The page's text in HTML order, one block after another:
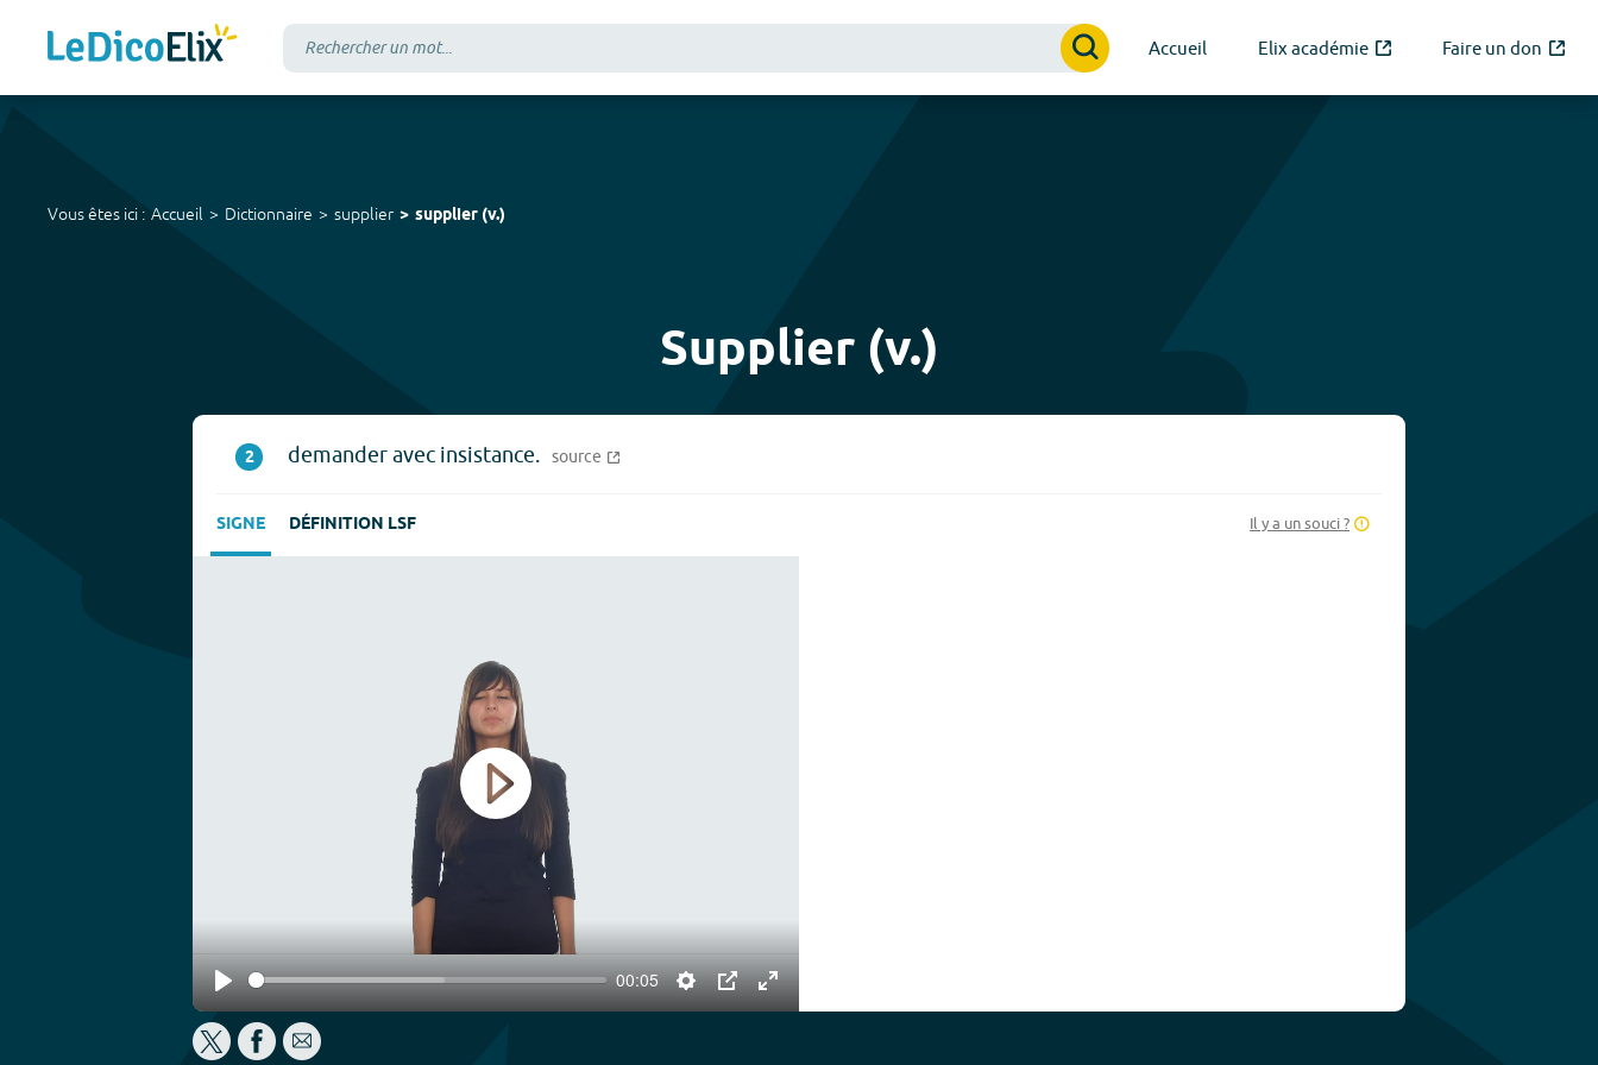
Accueil Elix académie Faire un don
Vous êtes ici : Accueil Dictionnaire supplier supplier (v.)
Supplier (v.)
2 demander avec insistance. source
SIGNE DÉFINITION LSF Il y a un souci ?
Play
00:05
Settings
PIP Enter
Play